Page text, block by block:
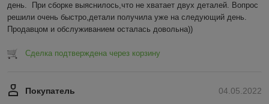
день.  При сборке выяснилось,что не хватает двух деталей. Вопрос
решили очень быстро,детали получила уже на следующий день.
Продавцом и обслуживанием осталась довольна))
Сделка подтверждена через корзину
04.05.2022
Покупатель